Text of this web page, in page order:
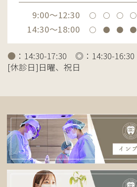
9:00～12:30 〇 〇 〇 〇
14:30～18:00 〇 ● ● ●
● ：14:30-17:30 ◎：14:30-16:30
[休診日]日曜、祝日